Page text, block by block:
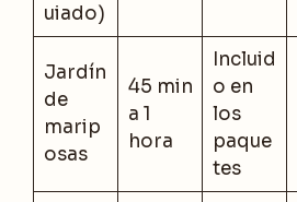
uiado)
Jardín
de
marip
osas
45 min
a 1
hora
Incluid
o en
los
paque
tes